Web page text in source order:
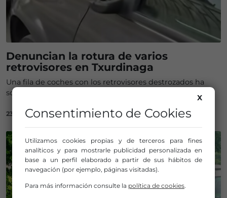
Denuncian la rotura de varios
retrovisores en Txurdinaga
Una fila de coches con los retrovisores destrozados ha
sorprendido a los vecinos de la calle Julián Gayarre
23/06/2025
X
Consentimiento de Cookies
Utilizamos cookies propias y de terceros para fines
analíticos y para mostrarle publicidad personalizada en
base a un perfil elaborado a partir de sus hábitos de
navegación (por ejemplo, páginas visitadas).
Para más información consulte la política de cookies.